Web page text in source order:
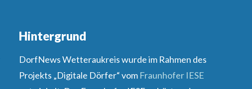
Hintergrund
DorfNews Wetteraukreis wurde im Rahmen des
Projekts „Digitale Dörfer“ vom Fraunhofer IESE